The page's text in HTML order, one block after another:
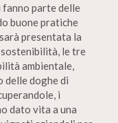
parte delle
buone pratiche
presentata la
le tre
ambientale,
delle doghe di
i
dato vita a una